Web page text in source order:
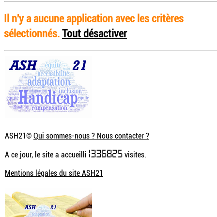
Il n'y a aucune application avec les critères
sélectionnés.Tout désactiver
ASH21©Qui sommes-nous ? Nous contacter ?
A ce jour, le site a accueilli 1336825visites.
Mentions légales du site ASH21